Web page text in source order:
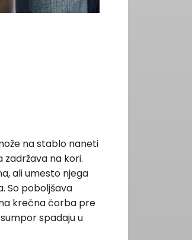
na stablo naneti
na kori.
ali umesto njega
So poboljšava
krečna čorba pre
spadaju u